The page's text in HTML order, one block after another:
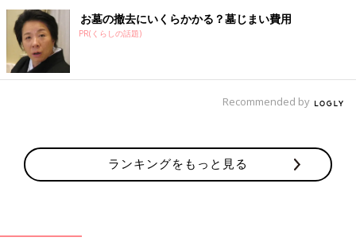
お墓の撤去にいくらかかる？墓じまい費用
PR(くらしの話題)
Recommended by
ランキングをもっと見る